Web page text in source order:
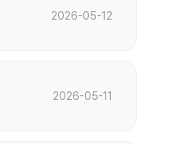
2026-05-12
2026-05-11